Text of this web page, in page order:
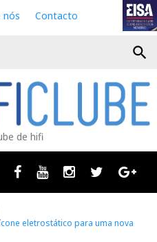
nós Contacto
search
de hifi
Facebook
Youtube InstagramTwitter
eletrostático para uma nova